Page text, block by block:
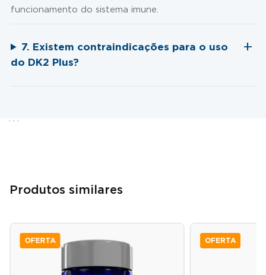
funcionamento do sistema imune.
7. Existem contraindicações para o uso
do DK2 Plus?
```
Produtos similares
OFERTA OFERTA